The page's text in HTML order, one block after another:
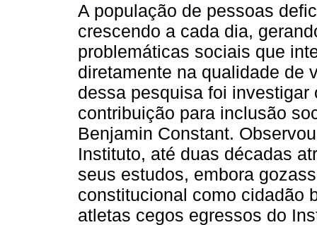
A população de pessoas
crescendo a cada dia,
problemáticas sociais que
diretamente na qualidade de
dessa pesquisa foi
contribuição para inclusão
Benjamin Constant.
Instituto, até duas décadas
seus estudos, embora
constitucional como cidadão
atletas cegos egressos do